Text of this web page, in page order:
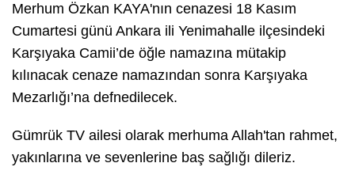
Merhum Özkan KAYA'nın cenazesi 18 Kasım
Cumartesi günü Ankara ili Yenimahalle ilçesindeki
Karşıyaka Camii’de öğle namazına mütakip
kılınacak cenaze namazından sonra Karşıyaka
Mezarlığı’na defnedilecek.
Gümrük TV ailesi olarak merhuma Allah'tan rahmet,
yakınlarına ve sevenlerine baş sağlığı dileriz.